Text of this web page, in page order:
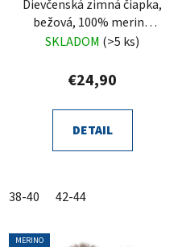
Dievčenská zimná čiapka,
bežová, 100% merino
vlnená, zaväzovacia,
SKLADOM (>5 ks)
€24,90
DETAIL
38-40 42-44
MERINO